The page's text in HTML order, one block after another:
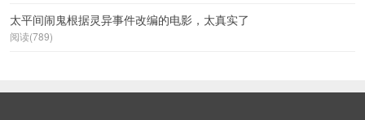
太平间闹鬼根据灵异事件改编的电影，太真实了
阅读(789)